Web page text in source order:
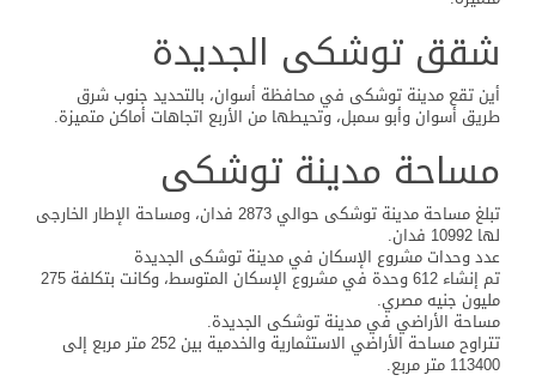
شقق توشكى الجديدة
أين تقع مدينة توشكى في محافظة أسوان، بالتحديد جنوب شرق
طريق أسوان وأبو سمبل، وتحيطها من الأربع اتجاهات أماكن متميزة.
مساحة مدينة توشكى
تبلغ مساحة مدينة توشكى حوالي 2873 فدان، ومساحة الإطار الخارجى
لها 10992 فدان.
عدد وحدات مشروع الإسكان في مدينة توشكى الجديدة
تم إنشاء 612 وحدة في مشروع الإسكان المتوسط، وكانت بتكلفة 275
مليون جنيه مصري.
مساحة الأراضي في مدينة توشكى الجديدة.
تتراوح مساحة الأراضي الاستثمارية والخدمية بين 252 متر مربع إلى
113400 متر مربع.